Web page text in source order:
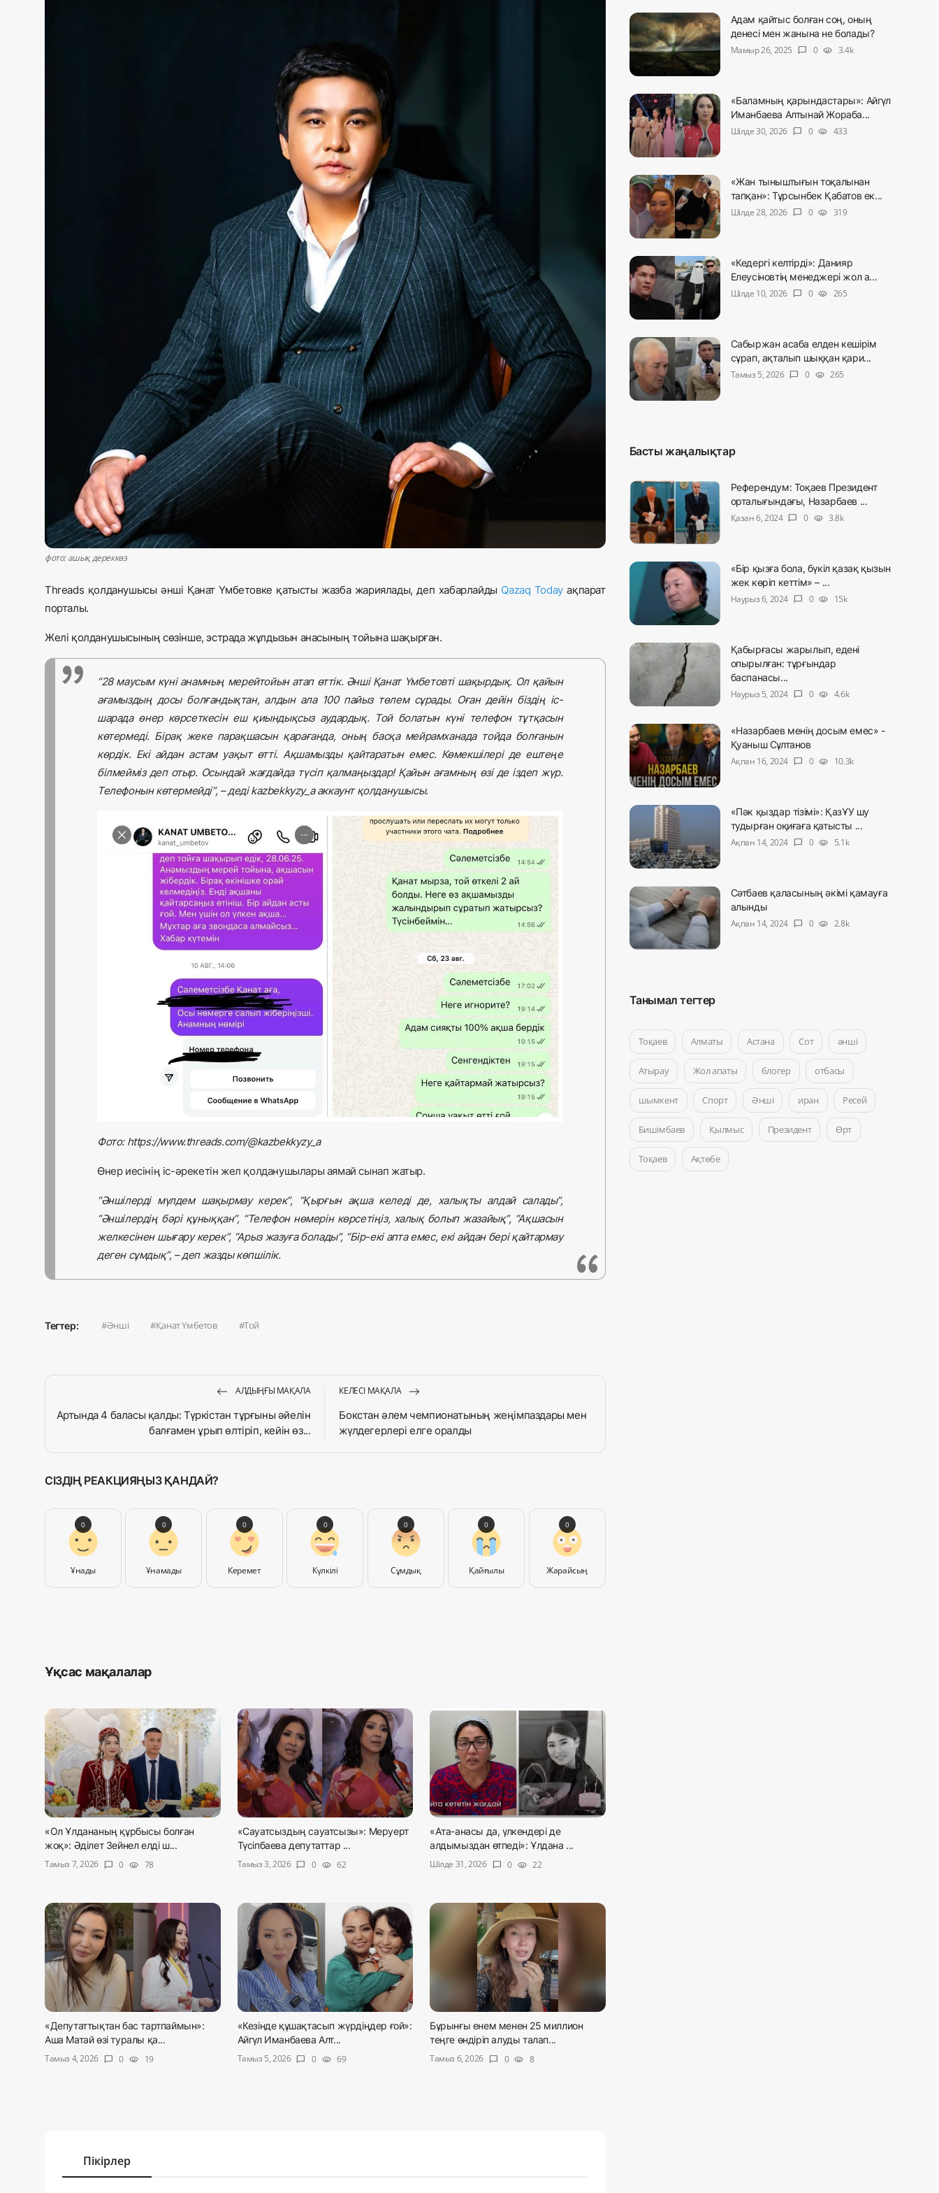
фото: ашық дереккөз
Threads қолданушысы әнші Қанат Үмбетовке қатысты жазба жариялады, деп хабарлайды Qazaq Todayақпарат
порталы.
Желі қолданушысының сөзінше, эстрада жұлдызын анасының тойына шақырған.
“28 маусым күні анамның мерейтойын атап өттік. Әнші Қанат Үмбетовті шақырдық. Ол қайын
ағамыздың досы болғандықтан, алдын ала 100 пайыз төлем сұрады. Оған дейін біздің іс-
шарада өнер көрсеткесін еш қиындықсыз аудардық. Той болатын күні телефон тұтқасын
көтермеді. Бірақ жеке парақшасын қарағанда, оның басқа мейрамханада тойда болғанын
көрдік. Екі айдан астам уақыт өтті. Ақшамызды қайтаратын емес. Көмекшілері де ештеңе
білмейміз деп отыр. Осындай жағдайда түсіп қалмаңыздар! Қайын ағамның өзі де іздеп жүр.
Телефонын көтермейді”, – деді kazbekkyzy_a аккаунт қолданушысы.
Фото: https://www.threads.com/@kazbekkyzy_a
Өнер иесінің іс-әрекетін жел қолданушылары аямай сынап жатыр.
“Әншілерді мүлдем шақырмау керек”, “Қырғын ақша келеді де, халықты алдай салады”,
“Әншілердің бәрі құныққан”, “Телефон нөмерін көрсетіңіз, халық болып жазайық”, “Ақшасын
желкесінен шығару керек”, “Арыз жазуға болады”, “Бір-екі апта емес, екі айдан бері қайтармау
деген сұмдық”, – деп жазды көпшілік.
Тегтер: Әнші Қанат Үмбетов Той
АЛДЫҢҒЫ МАҚАЛА
Артында 4 баласы қалды: Түркістан тұрғыны әйелін
балғамен ұрып өлтіріп, кейін өз...
КЕЛЕСІ МАҚАЛА
Бокстан әлем чемпионатының жеңімпаздары мен
жүлдегерлері елге оралды
СІЗДІҢ РЕАКЦИЯҢЫЗ ҚАНДАЙ?
Ұнады
0
Ұнамады
0
Керемет
0
Күлкілі
0
Сұмдық
0
Қайғылы
0
Жарайсың
0
Ұқсас мақалалар
«Ол Ұлдананың құрбысы болған
жоқ»: Әділет Зейнел елді ш...
Тамыз 7, 2026
chat_bubble 0 visibility 78
«Сауатсыздың сауатсызы»: Меруерт
Түсіпбаева депутаттар ...
Тамыз 3, 2026
chat_bubble 0 visibility 62
«Ата-анасы да, үлкендері де
алдымыздан өтпеді»: Ұлдана ...
Шілде 31, 2026
chat_bubble 0 visibility 22
«Депутаттықтан бас тартпаймын»:
Аша Матай өзі туралы қа...
Тамыз 4, 2026 chat_bubble 0 visibility 19
«Кезінде құшақтасып жүрдіңдер ғой»:
Айгүл Иманбаева Алт...
Тамыз 5, 2026 chat_bubble 0 visibility 69
Бұрынғы енем менен 25 миллион
теңге өндіріп алуды талап...
Тамыз 6, 2026 chat_bubble 0 visibility 8
Пікірлер
Адам қайтыс болған соң, оның
денесі мен жанына не болады?
Мамыр 26, 2025
chat_bubble 0 visibility 3.4k
«Баламның қарындастары»: Айгүл
Иманбаева Алтынай Жораба...
Шілде 30, 2026
chat_bubble 0 visibility 433
«Жан тыныштығын тоқалынан
тапқан»: Тұрсынбек Қабатов ек...
Шілде 28, 2026
chat_bubble 0 visibility 319
«Кедергі келтірді»: Данияр
Елеусіновтің менеджері жол а...
Шілде 10, 2026
chat_bubble 0 visibility 265
Сабыржан асаба елден кешірім
сұрап, ақталып шыққан қари...
Тамыз 5, 2026 chat_bubble 0 visibility 265
Басты жаңалықтар
Референдум: Тоқаев Президент
орталығындағы, Назарбаев ...
Қазан 6, 2024 chat_bubble 0 visibility 3.8k
«Бір қызға бола, бүкіл қазақ қызын
жек көріп кеттім» – ...
Наурыз 6, 2024
chat_bubble 0 visibility 15k
Қабырғасы жарылып, едені
опырылған: тұрғындар
баспанасы...
Наурыз 5, 2024
chat_bubble 0 visibility 4.6k
«Назарбаев менің досым емес» -
Қуаныш Сұлтанов
Ақпан 16, 2024
chat_bubble 0 visibility 10.3k
«Пәк қыздар тізімі»: ҚазҰУ шу
тудырған оқиғаға қатысты ...
Ақпан 14, 2024
chat_bubble 0 visibility 5.1k
Сәтбаев қаласының әкімі қамауға
алынды
Ақпан 14, 2024
chat_bubble 0 visibility 2.8k
Танымал тегтер
Тоқаев Алматы Астана Сот әнші
Атырау Жол апаты блогер отбасы
шымкент Спорт Әнші иран Ресей
Бишімбаев Қылмыс Президент Өрт
Тоқаев Ақтөбе